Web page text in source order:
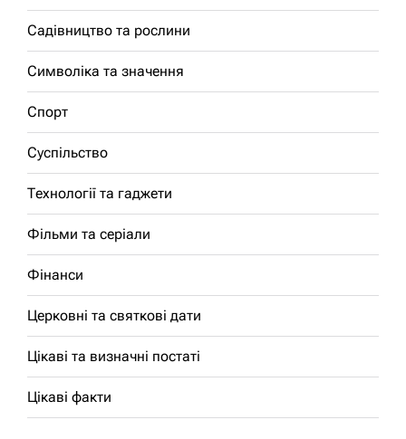
Садівництво та рослини
Символіка та значення
Спорт
Суспільство
Технології та гаджети
Фільми та серіали
Фінанси
Церковні та святкові дати
Цікаві та визначні постаті
Цікаві факти